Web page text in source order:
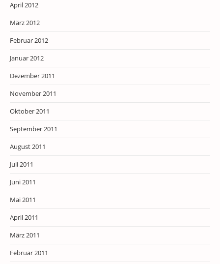
April 2012
März 2012
Februar 2012
Januar 2012
Dezember 2011
November 2011
Oktober 2011
September 2011
August 2011
Juli 2011
Juni 2011
Mai 2011
April 2011
März 2011
Februar 2011